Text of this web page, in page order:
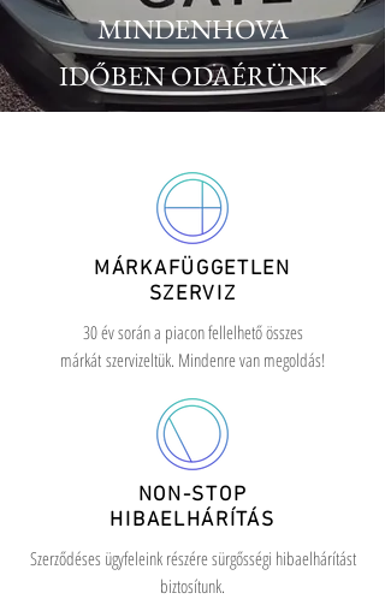
MINDENHOVA
IDŐBEN ODAÉRÜNK
MÁRKAFÜGGETLEN
SZERVIZ
30 év során a piacon fellelhető összes
márkát szervizeltük. Mindenre van megoldás!
NON-STOP
HIBAELHÁRÍTÁS
Szerződéses ügyfeleink részére sürgősségi hibaelhárítást
biztosítunk.